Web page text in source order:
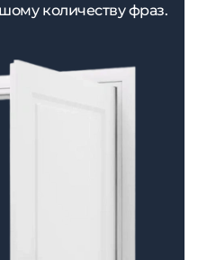
количеству фраз.